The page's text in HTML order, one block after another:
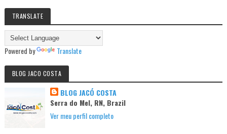
TRANSLATE
Powered by Translate
BLOG JACO COSTA
BLOG JACÓ COSTA
Serra do Mel, RN, Brazil
Ver meu perfil completo